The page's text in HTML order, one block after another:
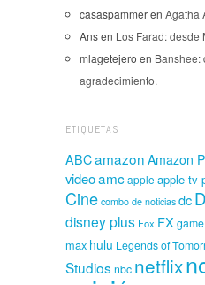
casaspammeren Agatha
Ansen Los Farad: desde
mlagetejero en Banshee:
agradecimiento.
ETIQUETAS
ABCamazon Amazon
videoamcapple apple tv
Cine combo de noticias dc
disney plus Fox FX
max hulu Legends of
Studios nbc netflix